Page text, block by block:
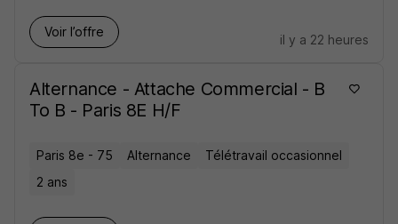
Voir l’offre
il y a 22 heures
Alternance - Attache Commercial - B
To B - Paris 8E H/F
Paris 8e - 75 Alternance
Télétravail occasionnel
2 ans